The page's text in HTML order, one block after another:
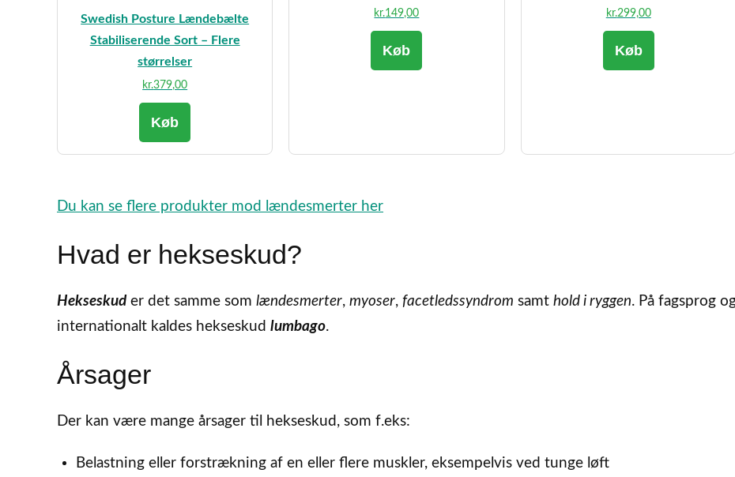
Swedish Posture Lændebælte
Stabiliserende Sort – Flere
størrelser
kr.379,00
Køb
kr.149,00
Køb
kr.299,00
Køb
Du kan se flere produkter mod lændesmerter her
Hvad er hekseskud?
Hekseskud er det samme som lændesmerter, myoser, facetledssyndrom samt hold i ryggen. På fagsprog
internationalt kaldes hekseskud lumbago.
Årsager
Der kan være mange årsager til hekseskud, som f.eks:
Belastning eller forstrækning af en eller flere muskler, eksempelvis ved tunge løft